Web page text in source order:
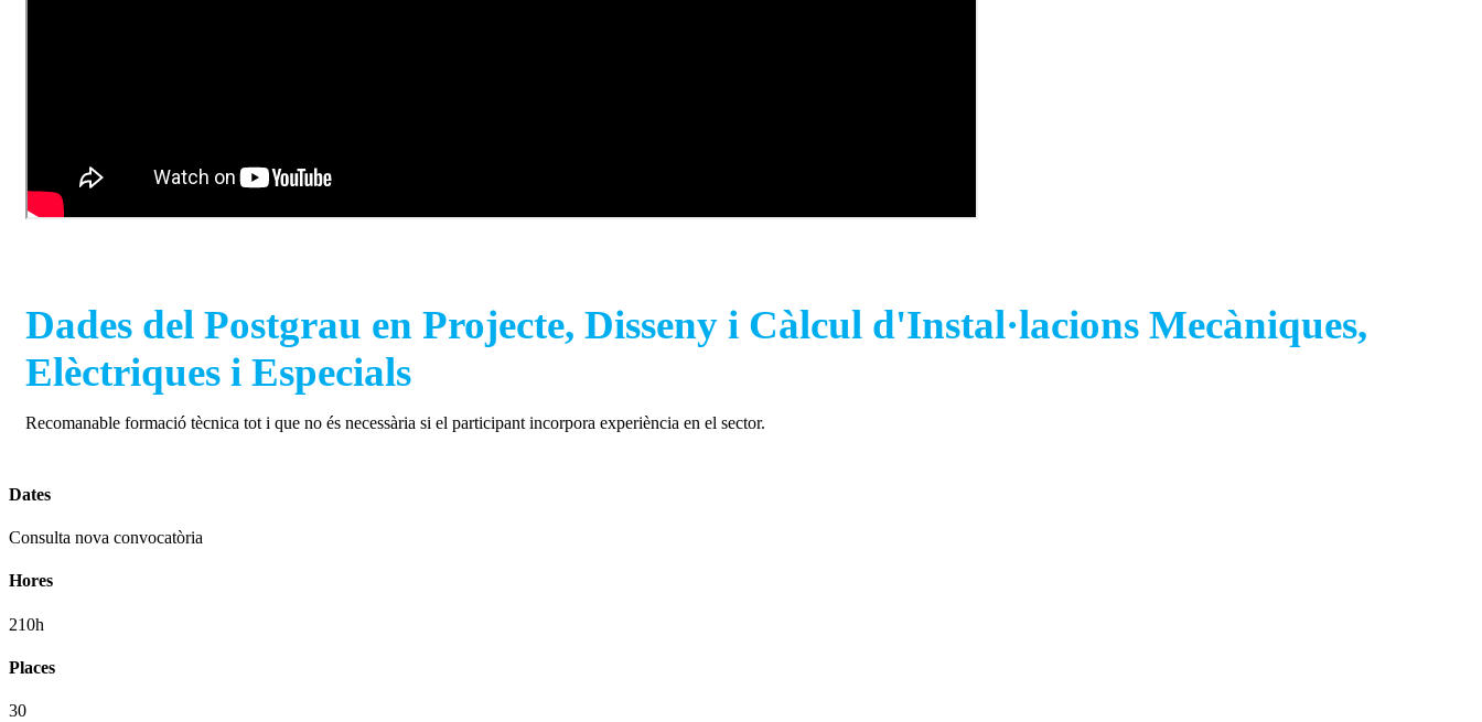
Dades del Postgrau en Projecte, Disseny i Càlcul d'Instal·lacions Mecàniques,
Elèctriques i Especials
Recomanable formació tècnica tot i que no és necessària si el participant incorpora experiència en el sector.
Dates
Consulta nova convocatòria
Hores
210h
Places
30